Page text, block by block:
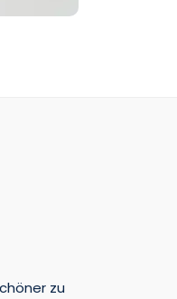
zu